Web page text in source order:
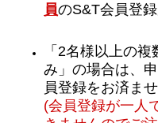
員のS&T会員登
「2名様以上の
み」の場合は、
員登録をお済ま
(会員登録が一人